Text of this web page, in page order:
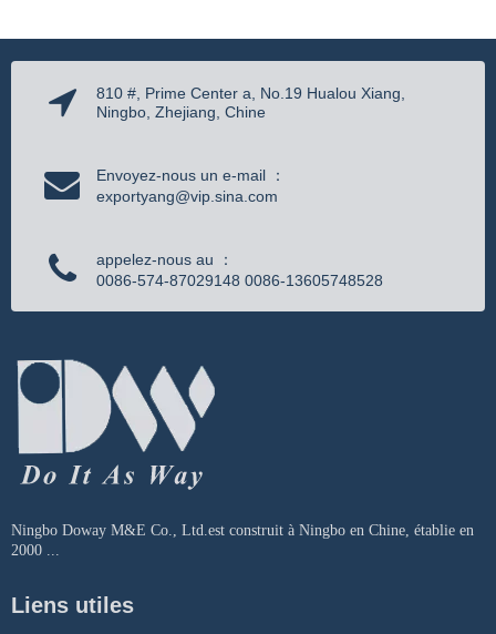
810 #, Prime Center a, No.19 Hualou Xiang,
Ningbo, Zhejiang, Chine
Envoyez-nous un e-mail ：
exportyang@vip.sina.com
appelez-nous au ：
0086-574-87029148 0086-13605748528
Ningbo Doway M&E Co., Ltd.est construit à Ningbo en Chine, établie en
2000 ...
Liens utiles